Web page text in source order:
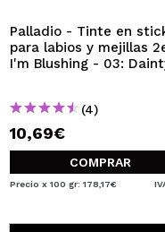
Palladio - Tinte en
para labios y mejillas
I'm Blushing - 03:
(4)
10,69€
COMPRAR
Precio x 100 gr: 178,17€